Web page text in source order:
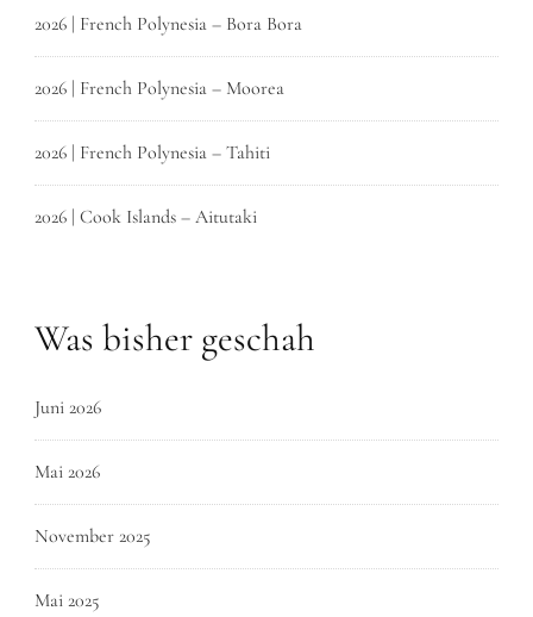
2026 | French Polynesia – Bora Bora
2026 | French Polynesia – Moorea
2026 | French Polynesia – Tahiti
2026 | Cook Islands – Aitutaki
Was bisher geschah
Juni 2026
Mai 2026
November 2025
Mai 2025